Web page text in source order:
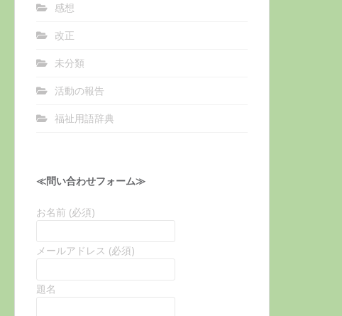
感想
改正
未分類
活動の報告
福祉用語辞典
≪問い合わせフォーム≫
お名前 (必須)
メールアドレス (必須)
題名